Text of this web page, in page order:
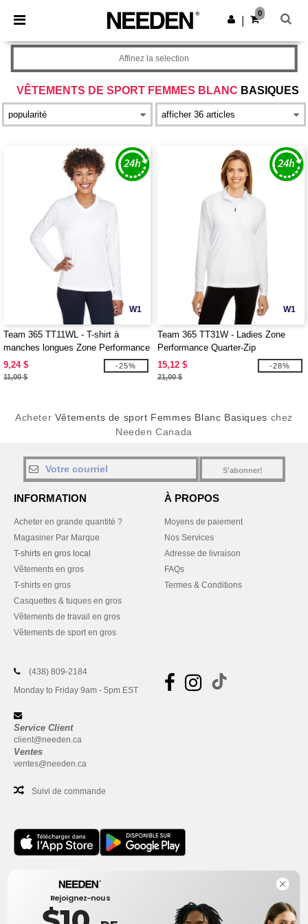
× Appli Needen
Meilleurs prix sur l’app !
Obtenir l'appli
0
VÊTEMENTS DE SPORT FEMMES BLANC BASIQUES
Affinez la selection
W1
Team 365 TT11WL - T-shirt à
manches longues Zone Performance
pour femmes
9,24 $
11,00 $
-25%
W1
Team 365 TT31W - Ladies Zone
Performance Quarter-Zip
15,12 $
21,00 $
-28%
Acheter Vêtements de sport Femmes Blanc Basiques chez
Needen Canada
S'abonner!
INFORMATION
Acheter en grande quantité ?
Magasiner Par Marque
T-shirts en gros local
Vêtements en gros
T-shirts en gros
Casquettes & tuques en gros
Vêtements de travail en gros
Vêtements de sport en gros
À PROPOS
Moyens de paiement
Nos Services
Adresse de livraison
FAQs
Termes & Conditions
(438) 809-2184
Monday to Friday 9am - 5pm EST
Service Client
client@needen.ca
Ventes
ventes@needen.ca
Suivi de commande
Bureau
One Dundas Street West Suite 2500
Toronto, Ontario, M5G 1Z3
Rejoignez-nous